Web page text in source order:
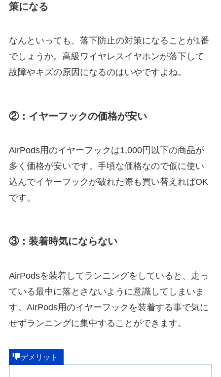
策になる
なんといっても、落下防止の対策になることが1番
でしょうか。高級ワイヤレスイヤホンが落下して
故障やキズの原因になるのはいやですよね。
②：イヤーフックの価格が安い
AirPods用のイヤーフックは1,000円以下の商品が
多く価格が安いです。手頃な価格なので仮に使い
込んでイヤーフックが破れた際も買い替えればOK
です。
③：装着時気にならない
AirPodsを装着してランニングをしていると、走っ
ている最中に落とさないように意識してしまいま
す。AirPods用のイヤーフックを装着する事で気に
せずランニングに集中することができます。
デメリット